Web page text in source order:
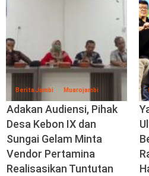
Berita Jambi Muarojambi
Adakan Audiensi, Pihak
Desa Kebon IX dan
Sungai Gelam Minta
Vendor Pertamina
Realisasikan Tuntutan